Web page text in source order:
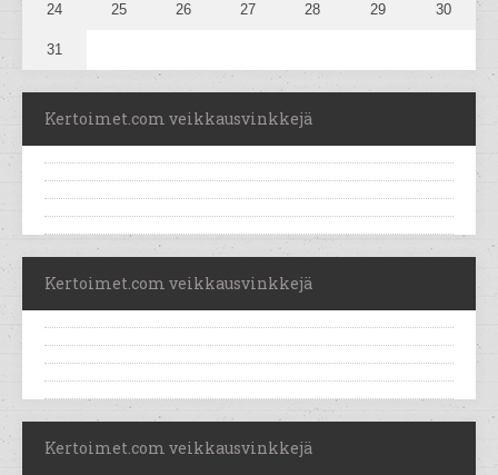
24 25 26 27 28 29 30
31
Kertoimet.com veikkausvinkkejä
Kertoimet.com veikkausvinkkejä
Kertoimet.com veikkausvinkkejä